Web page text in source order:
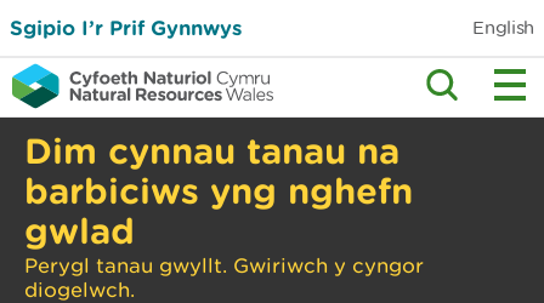
Sgipio I’r Prif Gynnwys English
Dim cynnau tanau na
barbiciws yng nghefn
gwlad
Perygl tanau gwyllt. Gwiriwch y cyngor
diogelwch.